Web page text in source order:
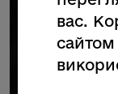
вас.